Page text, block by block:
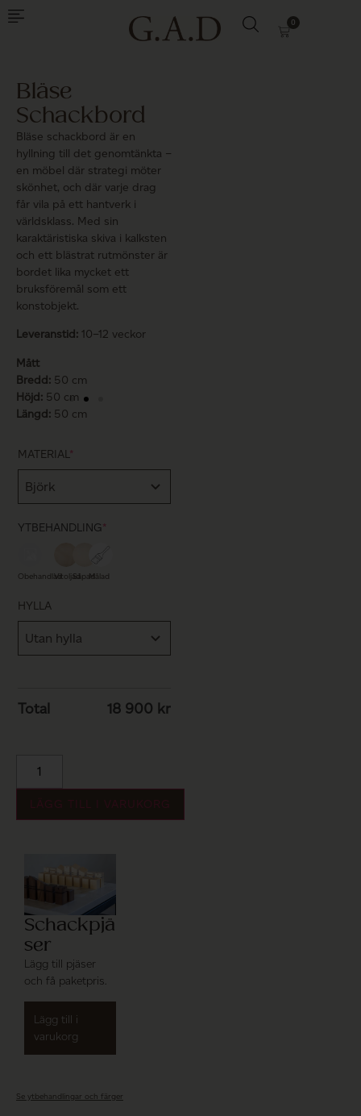
0
Bläse
Schackbord
Bläse schackbord är en
hyllning till det genomtänkta –
en möbel där strategi möter
skönhet, och där varje drag
får vila på ett hantverk i
världsklass. Med sin
karaktäristiska skiva i kalksten
och ett blästrat rutmönster är
bordet lika mycket ett
bruksföremål som ett
konstobjekt.
Leveranstid: 10–12 veckor
Mått
Bredd: 50 cm
Höjd: 50 cm
Längd: 50 cm
MATERIAL*
YTBEHANDLING*
ObehandladVitoljadSåpadMålad
HYLLA
Total 18 900 kr
LÄGG TILL I VARUKORG
Schackpjä
ser
Lägg till pjäser
och få paketpris.
Lägg till i
varukorg
Se ytbehandlingar och färger